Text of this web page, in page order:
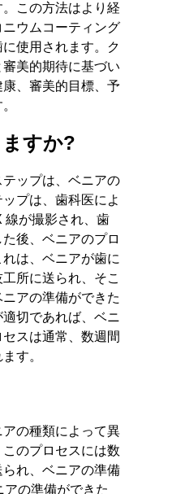
この方法はより経
ウムコーティング
使用されます。ク
美的期待に基づい
、審美的目標、予
すか?
ップは、ベニアの
プは、歯科医によ
線が撮影され、歯
後、ベニアのプロ
は、ベニアが歯に
所に送られ、そこ
アの準備ができた
切であれば、ベニ
スは通常、数週間
す。
の種類によって異
のプロセスには数
れ、ベニアの準備
の準備ができた